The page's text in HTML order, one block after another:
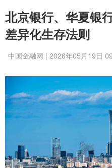
北京银行、华夏银
差异化生存法则
中国金融网 | 2026年05月19日